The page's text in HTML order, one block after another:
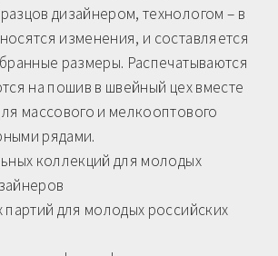
дизайнером, технологом – в
изменения, и составляется
размеры. Распечатываются
на пошив в швейный цех вместе
массового и мелкооптового
рядами.
коллекций для молодых
для молодых российских